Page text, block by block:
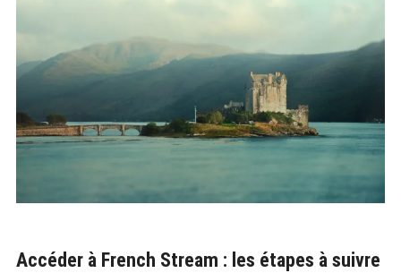
Accéder à French Stream : les étapes à suivre